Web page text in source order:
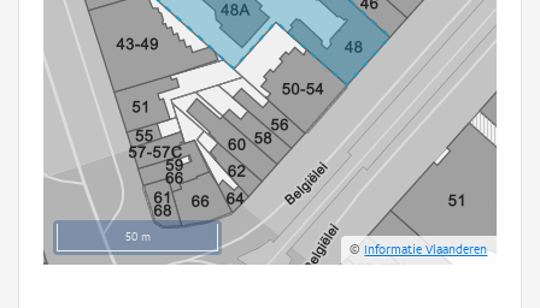
50 m
©Informatie Vlaanderen